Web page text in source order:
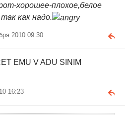
хорошее-плохое,белое
как надо.
2010 09:30
EMU V ADU SINIM
16:23